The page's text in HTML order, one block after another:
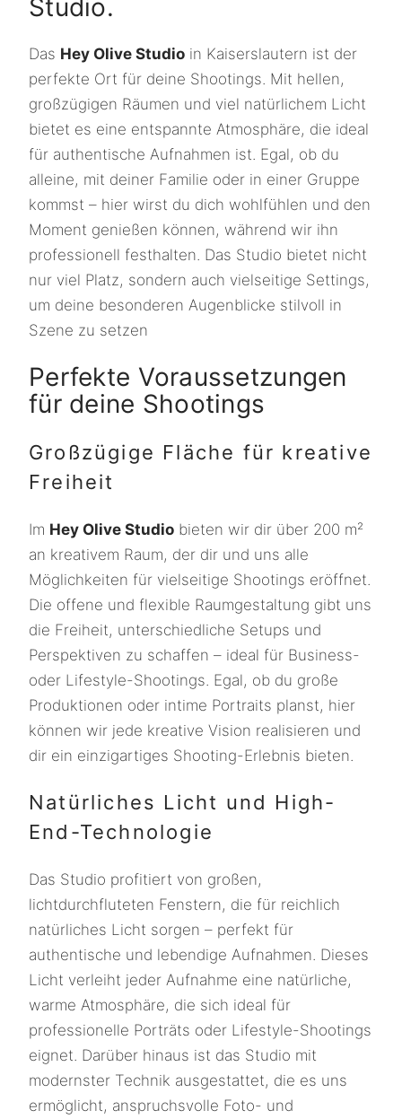
Studio.
Das Hey Olive Studio in Kaiserslautern ist der
perfekte Ort für deine Shootings. Mit hellen,
großzügigen Räumen und viel natürlichem Licht
bietet es eine entspannte Atmosphäre, die ideal
für authentische Aufnahmen ist. Egal, ob du
alleine, mit deiner Familie oder in einer Gruppe
kommst – hier wirst du dich wohlfühlen und den
Moment genießen können, während wir ihn
professionell festhalten. Das Studio bietet nicht
nur viel Platz, sondern auch vielseitige Settings,
um deine besonderen Augenblicke stilvoll in
Szene zu setzen
Perfekte Voraussetzungen
für deine Shootings
Großzügige Fläche für kreative
Freiheit
Im Hey Olive Studio bieten wir dir über 200 m²
an kreativem Raum, der dir und uns alle
Möglichkeiten für vielseitige Shootings eröffnet.
Die offene und flexible Raumgestaltung gibt uns
die Freiheit, unterschiedliche Setups und
Perspektiven zu schaffen – ideal für Business-
oder Lifestyle-Shootings. Egal, ob du große
Produktionen oder intime Portraits planst, hier
können wir jede kreative Vision realisieren und
dir ein einzigartiges Shooting-Erlebnis bieten.
Natürliches Licht und High-
End-Technologie
Das Studio profitiert von großen,
lichtdurchfluteten Fenstern, die für reichlich
natürliches Licht sorgen – perfekt für
authentische und lebendige Aufnahmen. Dieses
Licht verleiht jeder Aufnahme eine natürliche,
warme Atmosphäre, die sich ideal für
professionelle Porträts oder Lifestyle-Shootings
eignet. Darüber hinaus ist das Studio mit
modernster Technik ausgestattet, die es uns
ermöglicht, anspruchsvolle Foto- und